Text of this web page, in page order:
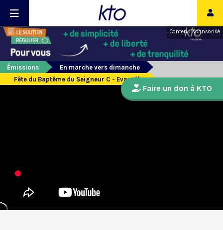
Contenu sponsorisé
Émissions
En marche vers dimanche
Fête du Baptême du Seigneur C - Evangile
Faire un don à KTO